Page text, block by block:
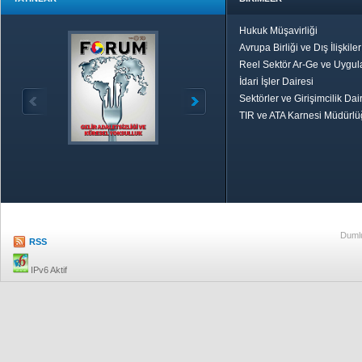
Hukuk Müşavirliği
Avrupa Birliği ve Dış
Reel Sektör Ar-Ge ve
İdari İşler Dairesi
Sektörler ve Girişimcilik
TIR ve ATA Karnesi
RSS
IPv6 Aktif